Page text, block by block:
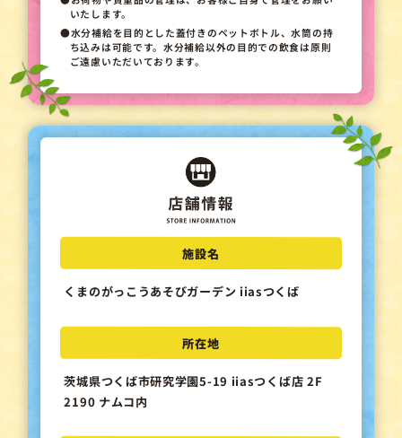
いたします。
●水分補給を目的とした蓋付きのペットボトル、水筒の持
ち込みは可能です。水分補給以外の目的での飲食は原則
ご遠慮いただいております。
施設名
くまのがっこうあそびガーデン iiasつくば
所在地
茨城県つくば市研究学園5-19 iiasつくば店 2F
2190 ナムコ内